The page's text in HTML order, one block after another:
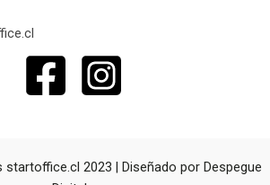
startoffice.cl 2023 | Diseñado por Despegue